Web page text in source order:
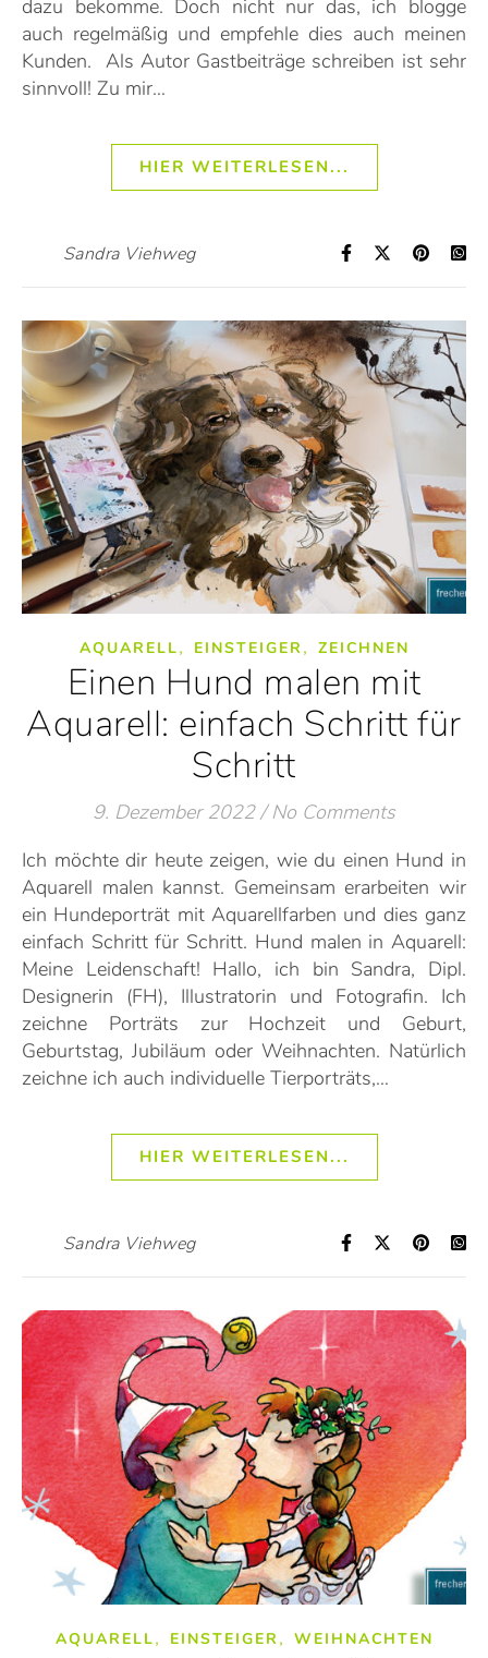
dazu bekomme. Doch nicht nur das, ich blogge
auch regelmäßig und empfehle dies auch meinen
Kunden. Als Autor Gastbeiträge schreiben ist sehr
sinnvoll! Zu mir…
HIER WEITERLESEN...
Sandra Viehweg
AQUARELL, EINSTEIGER , ZEICHNEN
Einen Hund malen mit
Aquarell: einfach Schritt für
Schritt
9. Dezember 2022 / No Comments
Ich möchte dir heute zeigen, wie du einen Hund in
Aquarell malen kannst. Gemeinsam erarbeiten wir
ein Hundeporträt mit Aquarellfarben und dies ganz
einfach Schritt für Schritt. Hund malen in Aquarell:
Meine Leidenschaft! Hallo, ich bin Sandra, Dipl.
Designerin (FH), Illustratorin und Fotografin. Ich
zeichne Porträts zur Hochzeit und Geburt,
Geburtstag, Jubiläum oder Weihnachten. Natürlich
zeichne ich auch individuelle Tierporträts,…
HIER WEITERLESEN...
Sandra Viehweg
AQUARELL, EINSTEIGER , WEIHNACHTEN